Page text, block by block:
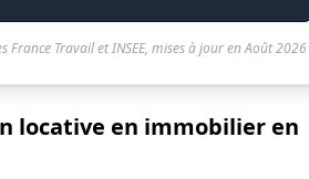
France Travail et INSEE, mises à jour enAoût 2026
locative en immobilier en